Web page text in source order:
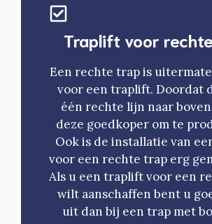
Traplift voor
Een rechte trap is
voor een traplift. Doordat
één rechte lijn naar boven
deze goedkoper om te
Ook is de installatie van
voor een rechte trap erg
Als u een traplift voor een
wilt aanschaffen bent u
uit dan bij een trap met